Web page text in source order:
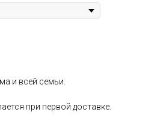
и всей семьи.
при первой доставке.